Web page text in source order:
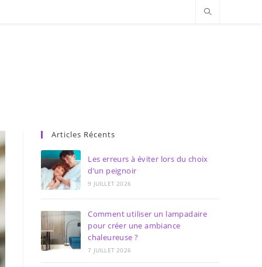
Articles Récents
Les erreurs à éviter lors du choix
d’un peignoir
9 JUILLET 2026
Comment utiliser un lampadaire
pour créer une ambiance
chaleureuse ?
7 JUILLET 2026